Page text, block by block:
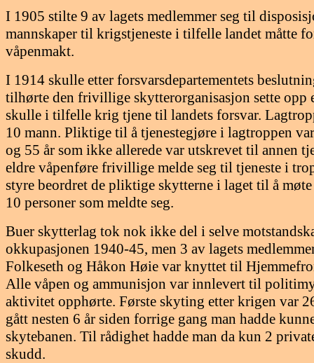
I 1905 stilte 9 av lagets medlemmer seg til
mannskaper til krigstjeneste i tilfelle landet måtte
våpenmakt.
I 1914 skulle etter forsvarsdepartementets
tilhørte den frivillige skytterorganisasjon sette opp
skulle i tilfelle krig tjene til landets forsvar.
10 mann. Pliktige til å tjenestegjøre i lagtroppen
og 55 år som ikke allerede var utskrevet til annen
eldre våpenføre frivillige melde seg til tjeneste i
styre beordret de pliktige skytterne i laget til å møte
10 personer som meldte seg.
Buer skytterlag tok nok ikke del i selve
okkupasjonen 1940-45, men 3 av lagets
Folkeseth og Håkon Høie var knyttet til
Alle våpen og ammunisjon var innlevert til
aktivitet opphørte. Første skyting etter krigen var
gått nesten 6 år siden forrige gang man hadde
skytebanen. Til rådighet hadde man da kun 2
skudd.